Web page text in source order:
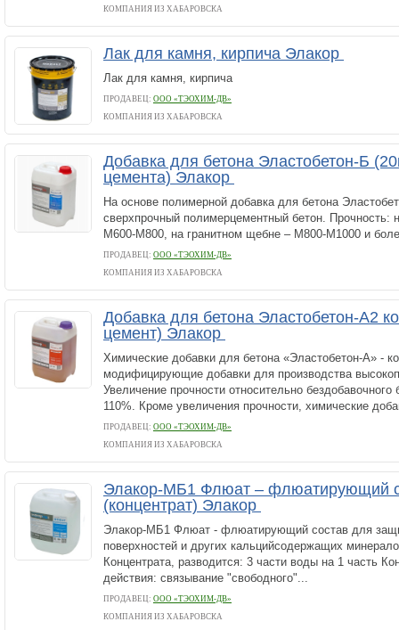
КОМПАНИЯ ИЗ ХАБАРОВСКА
Лак для камня, кирпича Элакор
Лак для камня, кирпича
ПРОДАВЕЦ: ООО «ТЭОХИМ-ДВ»
КОМПАНИЯ ИЗ ХАБАРОВСКА
Добавка для бетона Эластобетон-Б
цемента) Элакор
На основе полимерной добавка для бетона
сверхпрочный полимерцементный бетон. Прочность:
М600-М800, на гранитном щебне – М800-М1000 и
ПРОДАВЕЦ: ООО «ТЭОХИМ-ДВ»
КОМПАНИЯ ИЗ ХАБАРОВСКА
Добавка для бетона Эластобетон-А2
цемент) Элакор
Химические добавки для бетона «Эластобетон-А» -
модифицирующие добавки для производства
Увеличение прочности относительно бездобавочного
110%. Кроме увеличения прочности, химические
ПРОДАВЕЦ: ООО «ТЭОХИМ-ДВ»
КОМПАНИЯ ИЗ ХАБАРОВСКА
Элакор-МБ1 Флюат – флюатирующий
(концентрат) Элакор
Элакор-МБ1 Флюат - флюатирующий состав для
поверхностей и других кальцийсодержащих
Концентрата, разводится: 3 части воды на 1 часть
действия: связывание "свободного"...
ПРОДАВЕЦ: ООО «ТЭОХИМ-ДВ»
КОМПАНИЯ ИЗ ХАБАРОВСКА